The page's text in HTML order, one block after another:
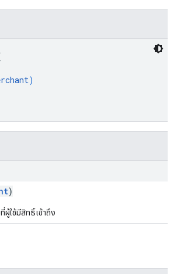
)
)
ผู้ใช้มีสิทธิ์เข้าถึง